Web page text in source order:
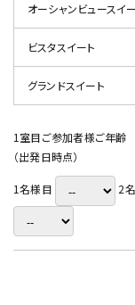
オーシャンビュースイ
ビスタスイート
グランドスイート
1室目ご参加者様ご年齢
（出発日時点）
1名様目 2